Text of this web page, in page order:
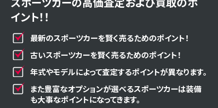
イント！！
最新のスポーツカーを賢く売るためのポイント！
古いスポーツカーを賢く売るためのポイント！
年式やモデルによって査定するポイントが異なります。
また豊富なオプションが選べるスポーツカーは装備
も大事なポイントになってきます。